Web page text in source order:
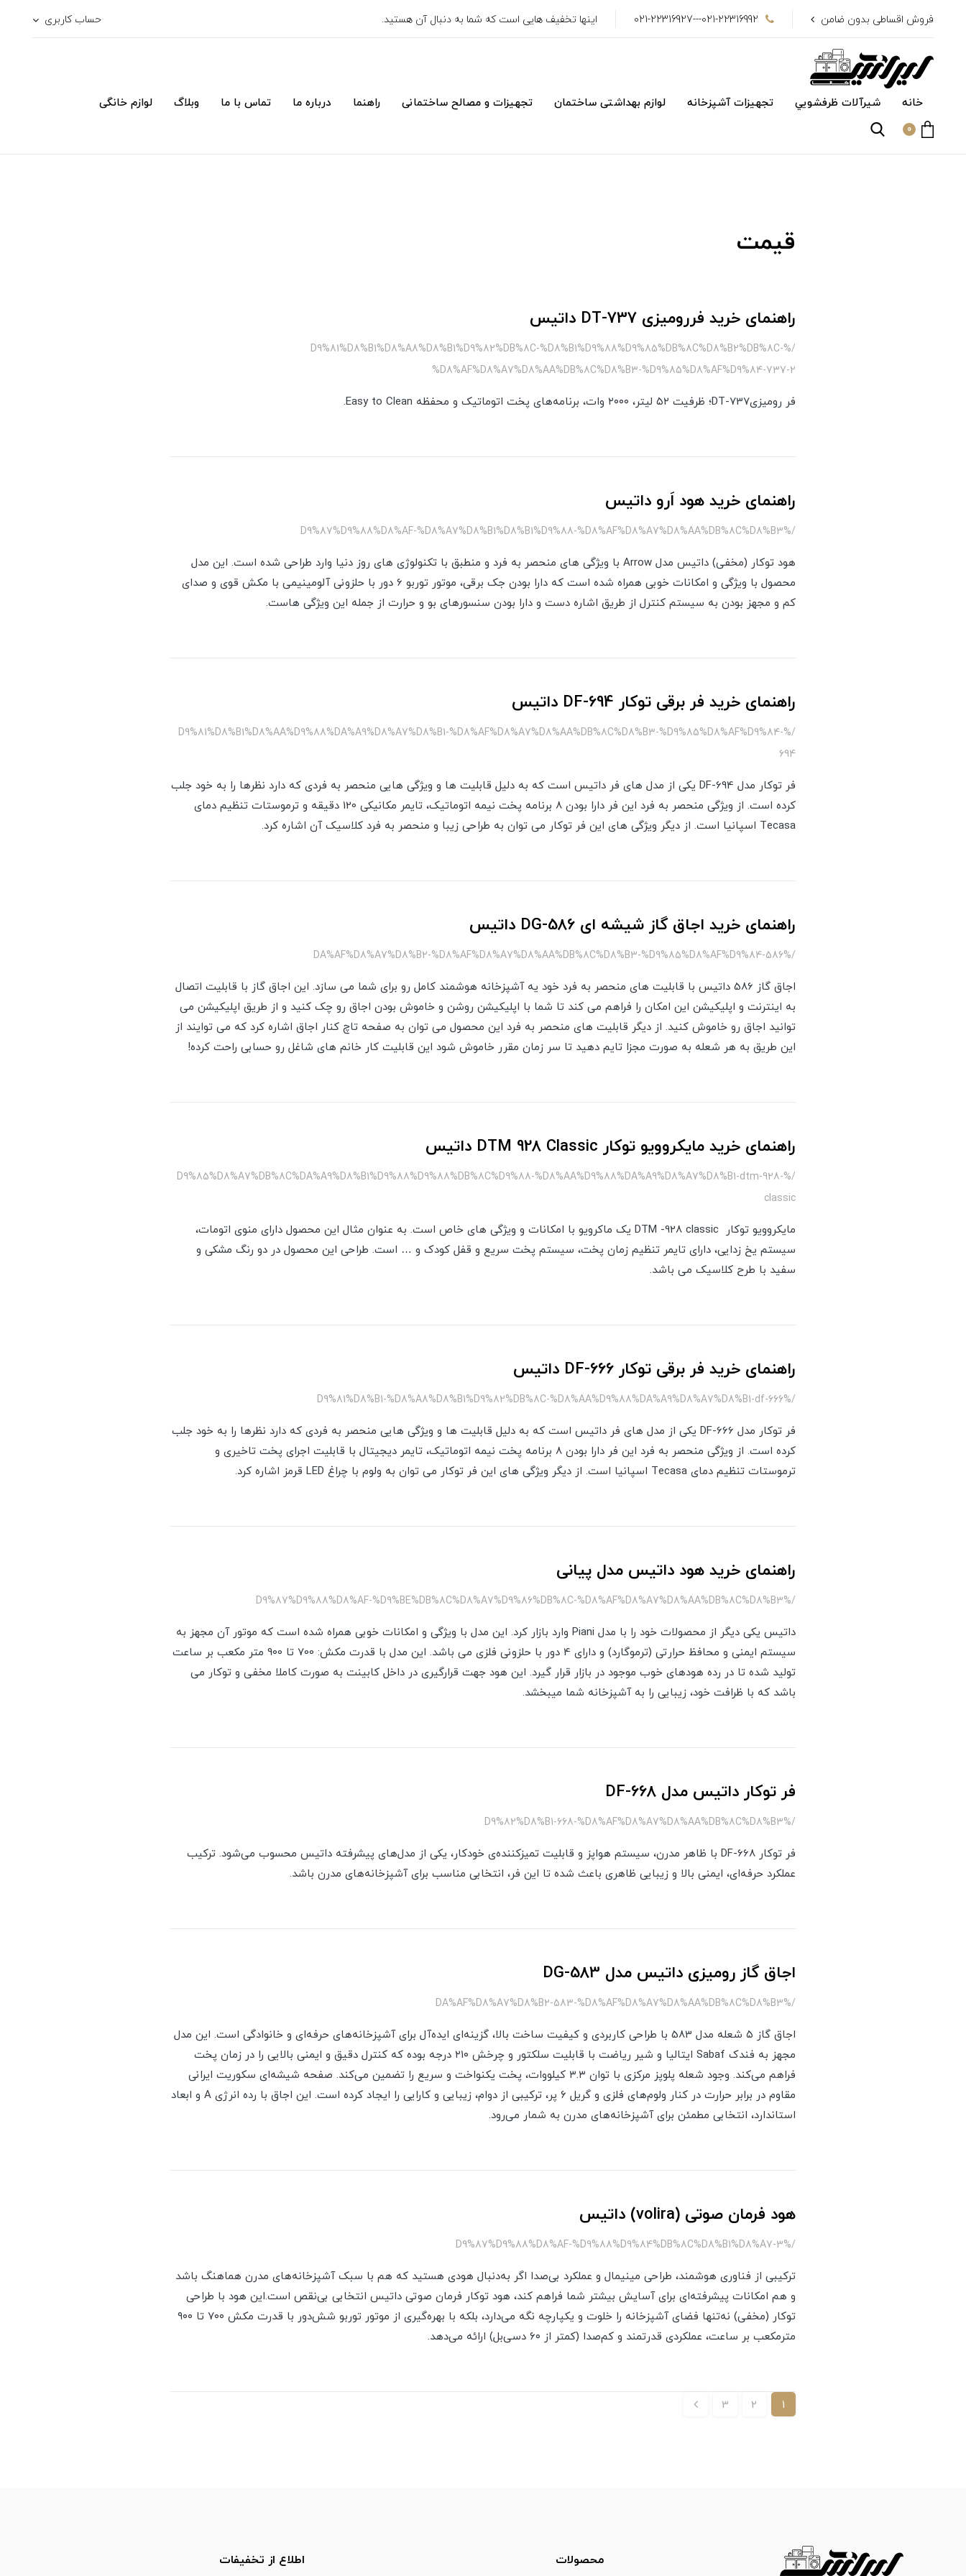
فروش اقساطی بدون ضامن 021-22316992---021-22316927 اینها تخفیف هایی است که شما به دنبال آن هستید. حساب کاربری
خانه شیرآلات ظرفشويي تجهیزات آشپزخانه لوازم بهداشتی ساختمان تجهیزات و مصالح ساختمانی راهنما درباره ما تماس با ما وبلاگ لوازم خانگی
0
قیمت
راهنمای خرید فررومیزی DT-737 داتیس
/%D9%81%D8%B1%D8%A8%D8%B1%D9%82%DB%8C-%D8%B1%D9%88%D9%85%DB%8C%D8%B2%DB%8C-
%D8%AF%D8%A7%D8%AA%DB%8C%D8%B3-%D9%85%D8%AF%D9%84-737-2
فر رومیزیDT-737؛ ظرفیت ۵۲ لیتر، ۲۰۰۰ وات، برنامه‌های پخت اتوماتیک و محفظه Easy to Clean.
راهنمای خرید هود اَرو داتیس
/%D9%87%D9%88%D8%AF-%D8%A7%D8%B1%D8%B1%D9%88-%D8%AF%D8%A7%D8%AA%DB%8C%D8%B3
هود توکار (مخفی) داتیس مدل Arrow با ویژگی های منحصر به فرد و منطبق با تکنولوژی های روز دنیا وارد طراحی شده است. این مدل
محصول با ویژگی و امکانات خوبی همراه شده است که دارا بودن جک برقی، موتور توربو 6 دور با حلزونی آلومینیمی با مکش قوی و صدای
کم و مجهز بودن به سیستم کنترل از طریق اشاره دست و دارا بودن سنسورهای بو و حرارت از جمله این ویژگی هاست.
راهنمای خرید فر برقی توکار DF-694 داتیس
/%D9%81%D8%B1%D8%AA%D9%88%DA%A9%D8%A7%D8%B1-%D8%AF%D8%A7%D8%AA%DB%8C%D8%B3-%D9%85%D8%AF%D9%84-
694
فر توکار مدل DF-694 یکی از مدل های فر داتیس است که به دلیل قابلیت ها و ویژگی هایی منحصر به فردی که دارد نظرها را به خود جلب
کرده است. از ویژگی منحصر به فرد این فر دارا بودن 8 برنامه پخت نیمه اتوماتیک، تایمر مکانیکی 120 دقیقه و ترموستات تنظیم دمای
Tecasa اسپانیا است. از دیگر ویژگی های این فر توکار می توان به طراحی زیبا و منحصر به فرد کلاسیک آن اشاره کرد.
راهنمای خرید اجاق گاز شیشه ای DG-586 داتیس
/%DA%AF%D8%A7%D8%B2-%D8%AF%D8%A7%D8%AA%DB%8C%D8%B3-%D9%85%D8%AF%D9%84-586
اجاق گاز 586 داتیس با قابلیت های منحصر به فرد خود یه آشپزخانه هوشمند کامل رو برای شما می سازد. این اجاق گاز با قابلیت اتصال
به اینترنت و اپلیکیشن این امکان را فراهم می کند تا شما با اپلیکیشن روشن و خاموش بودن اجاق رو چک کنید و از طریق اپلیکیشن می
توانید اجاق رو خاموش کنید. از دیگر قابلیت های منحصر به فرد این محصول می توان به صفحه تاچ کنار اجاق اشاره کرد که می توایند از
این طریق به هر شعله به صورت مجزا تایم دهید تا سر زمان مقرر خاموش شود این قابلیت کار خانم های شاغل رو حسابی راحت کرده!
راهنمای خرید مایکروویو توکار DTM 928 Classic داتیس
/%D9%85%D8%A7%DB%8C%DA%A9%D8%B1%D9%88%D9%88%DB%8C%D9%88-%D8%AA%D9%88%DA%A9%D8%A7%D8%B1-dtm-928-
classic
مایکروویو توکار DTM -928 classic یک ماکرویو با امکانات و ویژگی های خاص است. به عنوان مثال این محصول دارای منوی اتومات،
سیستم یخ زدایی، دارای تایمر تنظیم زمان پخت، سیستم پخت سریع و قفل کودک و … است. طراحی این محصول در دو رنگ مشکی و
سفید با طرح کلاسیک می باشد.
راهنمای خرید فر برقی توکار DF-666 داتیس
/%D9%81%D8%B1-%D8%A8%D8%B1%D9%82%DB%8C-%D8%AA%D9%88%DA%A9%D8%A7%D8%B1-df-666
فر توکار مدل DF-666 یکی از مدل های فر داتیس است که به دلیل قابلیت ها و ویژگی هایی منحصر به فردی که دارد نظرها را به خود جلب
کرده است. از ویژگی منحصر به فرد این فر دارا بودن 8 برنامه پخت نیمه اتوماتیک، تایمر دیجیتال با قابلیت اجرای پخت تاخیری و
ترموستات تنظیم دمای Tecasa اسپانیا است. از دیگر ویژگی های این فر توکار می توان به ولوم با چراغ LED قرمز اشاره کرد.
راهنمای خرید هود داتیس مدل پیانی
/%D9%87%D9%88%D8%AF-%D9%BE%DB%8C%D8%A7%D9%86%DB%8C-%D8%AF%D8%A7%D8%AA%DB%8C%D8%B3
داتیس یکی دیگر از محصولات خود را با مدل Piani وارد بازار کرد. این مدل با ویژگی و امکانات خوبی همراه شده است که موتور آن مجهز به
سیستم ایمنی و محافظ حرارتی (ترموگارد) و دارای 4 دور با حلزونی فلزی می باشد. این مدل با قدرت مکش: 700 تا 900 متر مکعب بر ساعت
تولید شده تا در رده هودهای خوب موجود در بازار قرار گیرد. این هود جهت قرارگیری در داخل کابینت به صورت کاملا مخفی و توکار می
باشد که با ظرافت خود، زیبایی را به آشپزخانه شما میبخشد.
فر توکار داتیس مدل DF-668
/%D9%82%D8%B1-668-%D8%AF%D8%A7%D8%AA%DB%8C%D8%B3
فر توکار DF-668 با ظاهر مدرن، سیستم هواپز و قابلیت تمیزکننده‌ی خودکار، یکی از مدل‌های پیشرفته داتیس محسوب می‌شود. ترکیب
عملکرد حرفه‌ای، ایمنی بالا و زیبایی ظاهری باعث شده تا این فر، انتخابی مناسب برای آشپزخانه‌های مدرن باشد.
اجاق گاز رومیزی داتیس مدل DG-583
/%DA%AF%D8%A7%D8%B2-583-%D8%AF%D8%A7%D8%AA%DB%8C%D8%B3
اجاق گاز ۵ شعله مدل 583 با طراحی کاربردی و کیفیت ساخت بالا، گزینه‌ای ایده‌آل برای آشپزخانه‌های حرفه‌ای و خانوادگی است. این مدل
مجهز به فندک Sabaf ایتالیا و شیر ریاضت با قابلیت سلکتور و چرخش ۲۱۰ درجه بوده که کنترل دقیق و ایمنی بالایی را در زمان پخت
فراهم می‌کند. وجود شعله پلوپز مرکزی با توان ۳.۳ کیلووات، پخت یکنواخت و سریع را تضمین می‌کند. صفحه شیشه‌ای سکوریت ایرانی
مقاوم در برابر حرارت در کنار ولوم‌های فلزی و گریل ۶ پر، ترکیبی از دوام، زیبایی و کارایی را ایجاد کرده است. این اجاق با رده انرژی A و ابعاد
استاندارد، انتخابی مطمئن برای آشپزخانه‌های مدرن به شمار می‌رود.
هود فرمان صوتی (volira) داتیس
/%D9%87%D9%88%D8%AF-%D9%88%D9%84%DB%8C%D8%B1%D8%A7-3
ترکیبی از فناوری هوشمند، طراحی مینیمال و عملکرد بی‌صدا اگر به‌دنبال هودی هستید که هم با سبک آشپزخانه‌های مدرن هماهنگ باشد
و هم امکانات پیشرفته‌ای برای آسایش بیشتر شما فراهم کند، هود توکار فرمان صوتی داتیس انتخابی بی‌نقص است.این هود با طراحی
توکار (مخفی) نه‌تنها فضای آشپزخانه را خلوت و یکپارچه نگه می‌دارد، بلکه با بهره‌گیری از موتور توربو شش‌دور با قدرت مکش ۷۰۰ تا ۹۰۰
مترمکعب بر ساعت، عملکردی قدرتمند و کم‌صدا (کمتر از ۶۰ دسی‌بل) ارائه می‌دهد.
1
2
3
محصولات اطلاع از تخفیفات